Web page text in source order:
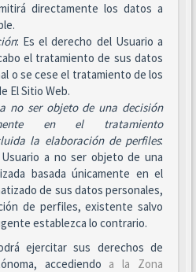
directamente los datos a
: Es el derecho del Usuario a
el tratamiento de sus datos
o se cese el tratamiento de los
El Sitio Web.
a no ser objeto de una decisión
en el tratamiento
la elaboración de perfiles:
a no ser objeto de una
basada únicamente en el
de sus datos personales,
de perfiles, existente salvo
establezca lo contrario.
ejercitar sus derechos de
accediendo a la Zona